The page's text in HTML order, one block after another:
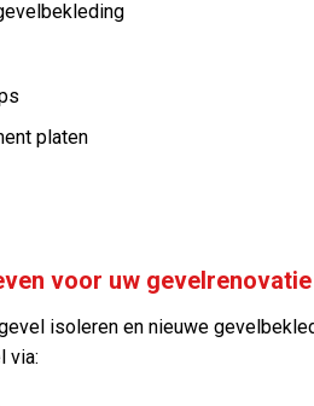
platen
voor uw
isoleren en nieuwe
via: